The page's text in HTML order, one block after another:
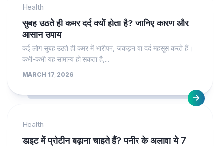
Health
सुबह उठते ही कमर दर्द क्यों होता है? जानिए कारण और
आसान उपाय
कई लोग सुबह उठते ही कमर में भारीपन, जकड़न या दर्द महसूस करते हैं।
कभी-कभी यह सामान्य हो सकता है,...
MARCH 17, 2026
Health
डाइट में प्रोटीन बढ़ाना चाहते हैं? पनीर के अलावा ये 7